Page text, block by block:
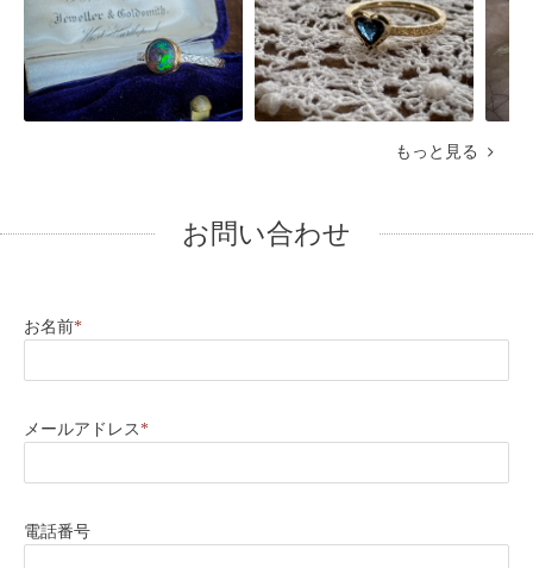
もっと見る
お問い合わせ
お名前*
メールアドレス*
電話番号